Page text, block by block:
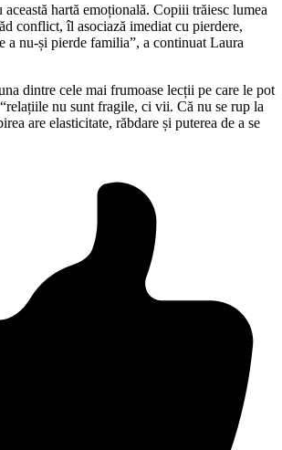
hartă emoțională. Copiii trăiesc lumea
conflict, îl asociază imediat cu pierdere,
a nu-și pierde familia”, a continuat Laura
dintre cele mai frumoase lecții pe care le pot
nu sunt fragile, ci vii. Că nu se rup la
are elasticitate, răbdare și puterea de a se